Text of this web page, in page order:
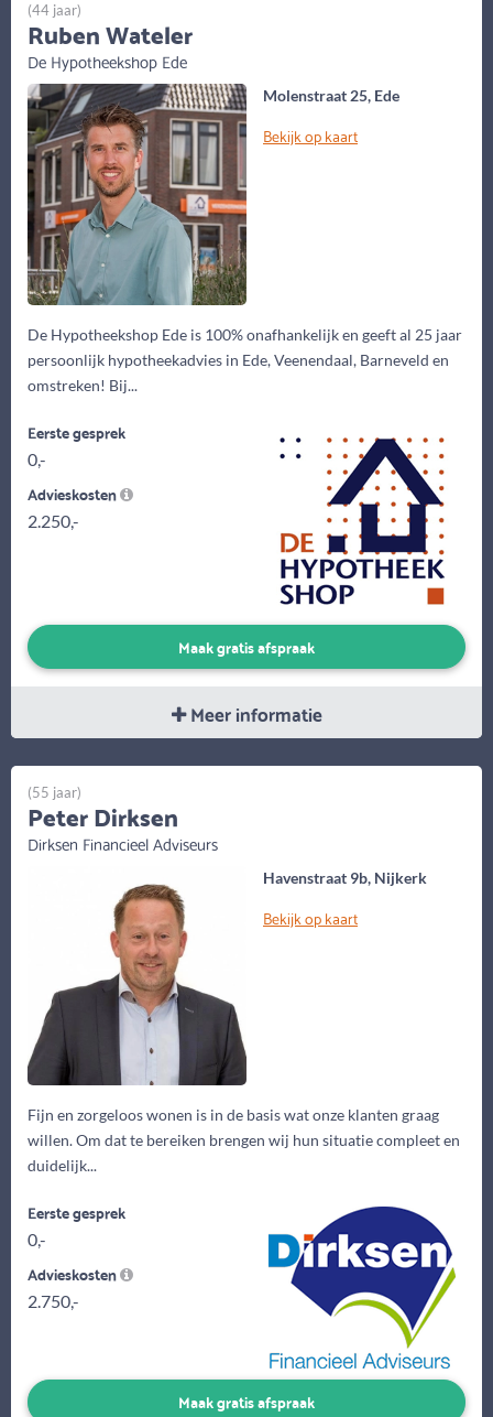
Molenstraat 25, Ede
Bekijk op kaart
De Hypotheekshop Ede is 100% onafhankelijk en geeft al 25 jaar
persoonlijk hypotheekadvies in Ede, Veenendaal, Barneveld en
omstreken! Bij...
(44 jaar)
Ruben Wateler
De Hypotheekshop Ede
Eerste gesprek
0,-
Advieskosten
2.250,-
Maak gratis afspraak
Meer informatie
Havenstraat 9b, Nijkerk
Bekijk op kaart
Fijn en zorgeloos wonen is in de basis wat onze klanten graag
willen. Om dat te bereiken brengen wij hun situatie compleet en
duidelijk...
(55 jaar)
Peter Dirksen
Dirksen Financieel Adviseurs
Eerste gesprek
0,-
Advieskosten
2.750,-
Maak gratis afspraak